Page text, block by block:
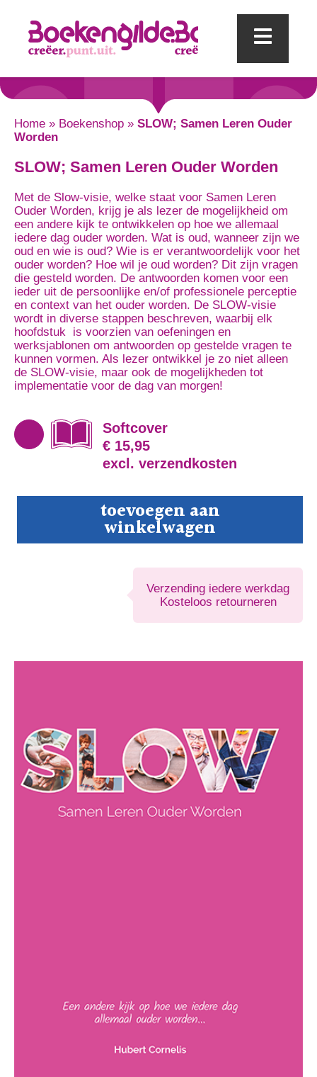
Home » Boekenshop » SLOW; Samen Leren Ouder
Worden
SLOW; Samen Leren Ouder Worden
Met de Slow-visie, welke staat voor Samen Leren
Ouder Worden, krijg je als lezer de mogelijkheid om
een andere kijk te ontwikkelen op hoe we allemaal
iedere dag ouder worden. Wat is oud, wanneer zijn we
oud en wie is oud? Wie is er verantwoordelijk voor het
ouder worden? Hoe wil je oud worden? Dit zijn vragen
die gesteld worden. De antwoorden komen voor een
ieder uit de persoonlijke en/of professionele perceptie
en context van het ouder worden. De SLOW-visie
wordt in diverse stappen beschreven, waarbij elk
hoofdstuk is voorzien van oefeningen en
werksjablonen om antwoorden op gestelde vragen te
kunnen vormen. Als lezer ontwikkel je zo niet alleen
de SLOW-visie, maar ook de mogelijkheden tot
implementatie voor de dag van morgen!
Softcover
€ 15,95
excl. verzendkosten
Ouder
toevoegen aan
winkelwagen
Verzending iedere werkdag
Kosteloos retourneren